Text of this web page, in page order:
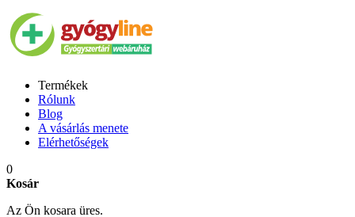
Termékek
Rólunk
Blog
A vásárlás menete
Elérhetőségek
0
Kosár
Az Ön kosara üres.